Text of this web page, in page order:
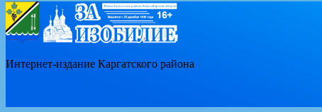
Интернет-издание Каргатского района